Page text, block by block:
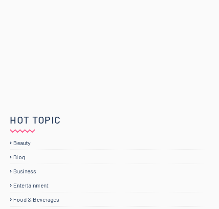
HOT TOPIC
Beauty
Blog
Business
Entertainment
Food & Beverages